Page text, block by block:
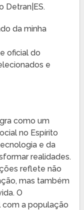
Detran|ES.
da minha
oficial do
e
como um
no Espírito
e da
realidades.
reflete não
mas também
O
a população